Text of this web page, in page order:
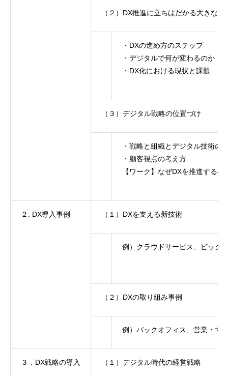
（２）DX推進に立ちはだかる大きな壁
・DXの進め方のステップ
・デジタルで何が変わるのか
・DX化における現状と課題
（３）デジタル戦略の位置づけ
・戦略と組織とデジタル技術の
・顧客視点の考え方
【ワーク】なぜDXを推進するの
２. DX導入事例 （１）DXを支える新技術
例）クラウドサービス、ビッグ
（２）DXの取り組み事例
例）バックオフィス、営業・マ
３．DX戦略の導入 （１）デジタル時代の経営戦略